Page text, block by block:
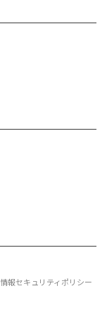
情報セキュリティポリシー